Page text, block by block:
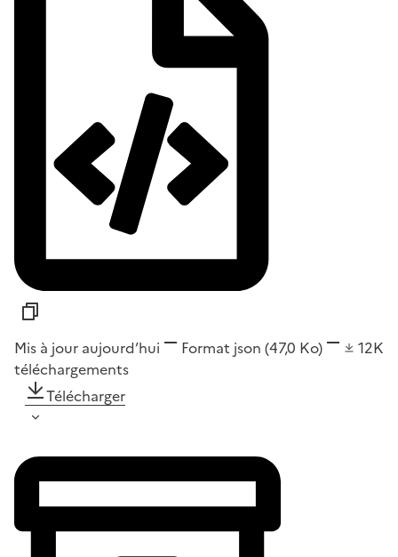
Mis à jour aujourd’hui Format json (47,0 Ko)
12K
téléchargements
Télécharger